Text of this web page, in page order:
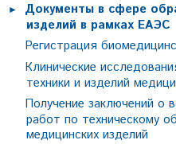
Документы в сфере
изделий в рамках ЕАЭС
Регистрация
Клинические
техники и изделий
Получение заключений о
работ по техническому
медицинских изделий